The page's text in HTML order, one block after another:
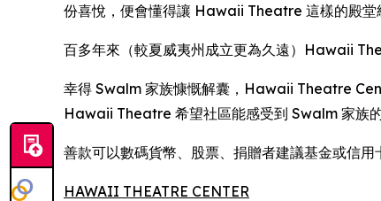
份喜悅，便會懂得讓 Hawaii Theatre 這樣的殿堂
百多年來（較夏威夷州成立更為久遠）Hawaii
幸得 Swalm 家族慷慨解囊，Hawaii Theatre
Hawaii Theatre 希望社區能感受到 Swalm 家族
善款可以數碼貨幣、股票、捐贈者建議基金或信
HAWAII THEATRE CENTER